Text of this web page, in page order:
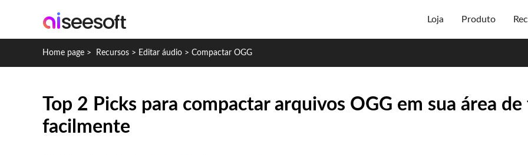
Loja Produto
Home page > Recursos > Editar áudio > Compactar OGG
Top 2 Picks para compactar arquivos OGG em sua área
facilmente